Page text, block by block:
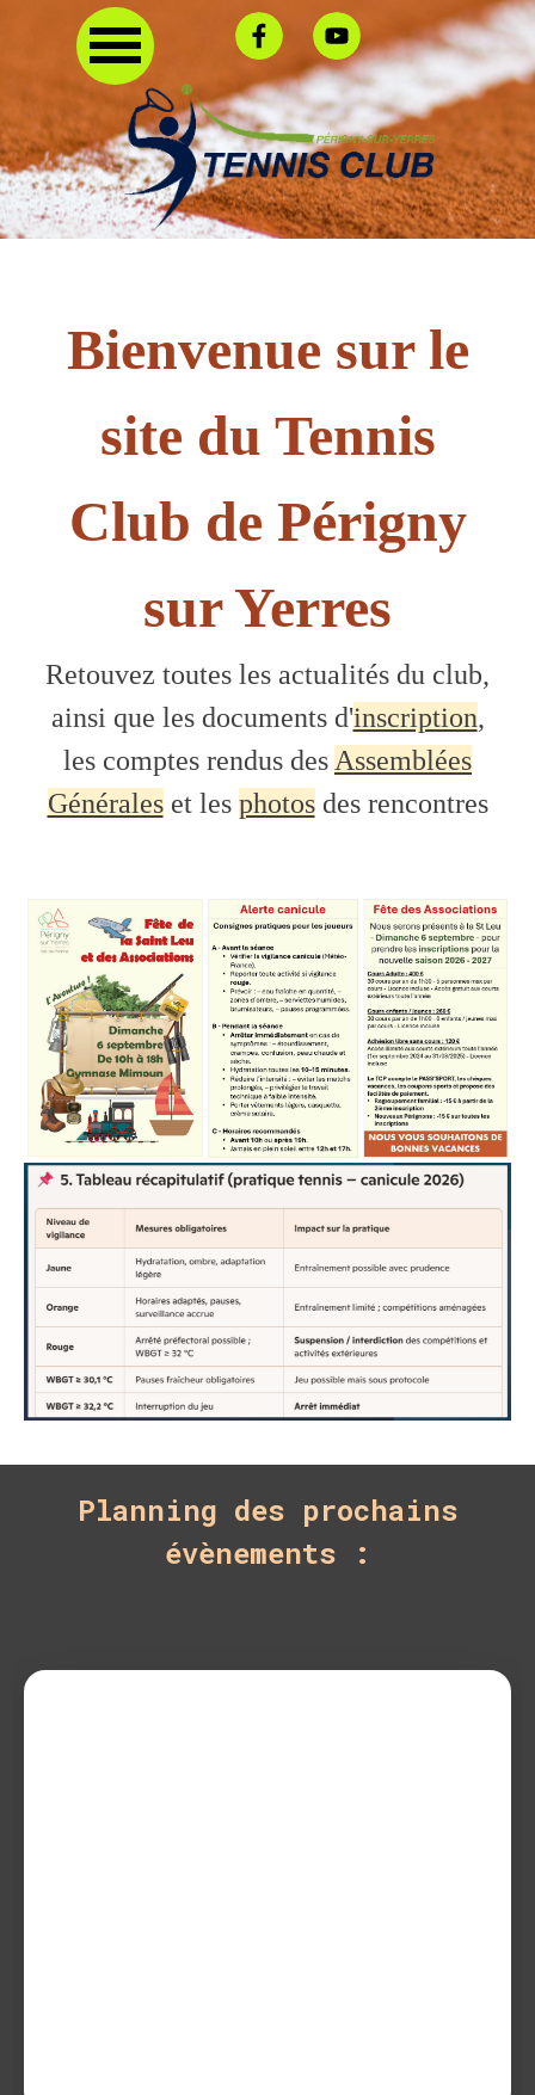
Bienvenue sur le
site du Tennis
Club de Périgny
sur Yerres
Retouvez toutes les actualités du club,
ainsi que les documents d'inscription,
les comptes rendus des Assemblées
Généraleset les photosdes rencontres
Planning des prochains
évènements :